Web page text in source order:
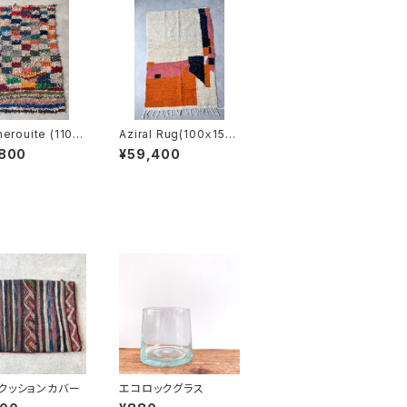
(110x1
Aziral Rug(100ｘ150
cm)
¥59,400
ッションカバー エコロックグラス